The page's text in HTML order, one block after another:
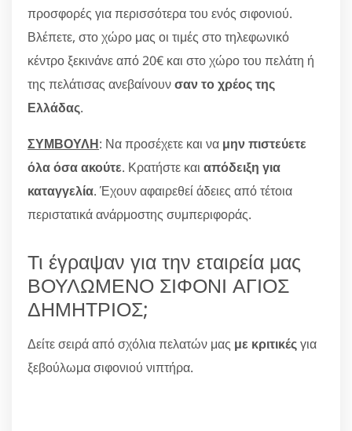
προσφορές για περισσότερα του ενός σιφονιού.
Βλέπετε, στο χώρο μας οι τιμές στο τηλεφωνικό
κέντρο ξεκινάνε από 20€ και στο χώρο του πελάτη ή
της πελάτισας ανεβαίνουνσαν το χρέος της
Ελλάδας.
ΣΥΜΒΟΥΛΗ: Να προσέχετε και να μην πιστεύετε
όλα όσα ακούτε. Κρατήστε και απόδειξη για
καταγγελία. Έχουν αφαιρεθεί άδειες από τέτοια
περιστατικά ανάρμοστης συμπεριφοράς.
Τι έγραψαν για την εταιρεία μας
ΒΟΥΛΩΜΕΝΟ ΣΙΦΟΝΙ ΑΓΙΟΣ
ΔΗΜΗΤΡΙΟΣ;
Δείτε σειρά από σχόλια πελατών μας με κριτικέςγια
ξεβούλωμα σιφονιού νιπτήρα.